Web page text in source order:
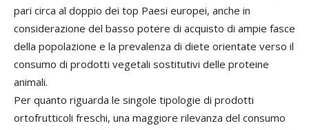
pari circa al doppio dei top Paesi europei, anche in
considerazione del basso potere di acquisto di ampie fasce
della popolazione e la prevalenza di diete orientate verso il
consumo di prodotti vegetali sostitutivi delle proteine
animali.
Per quanto riguarda le singole tipologie di prodotti
ortofrutticoli freschi, una maggiore rilevanza del consumo